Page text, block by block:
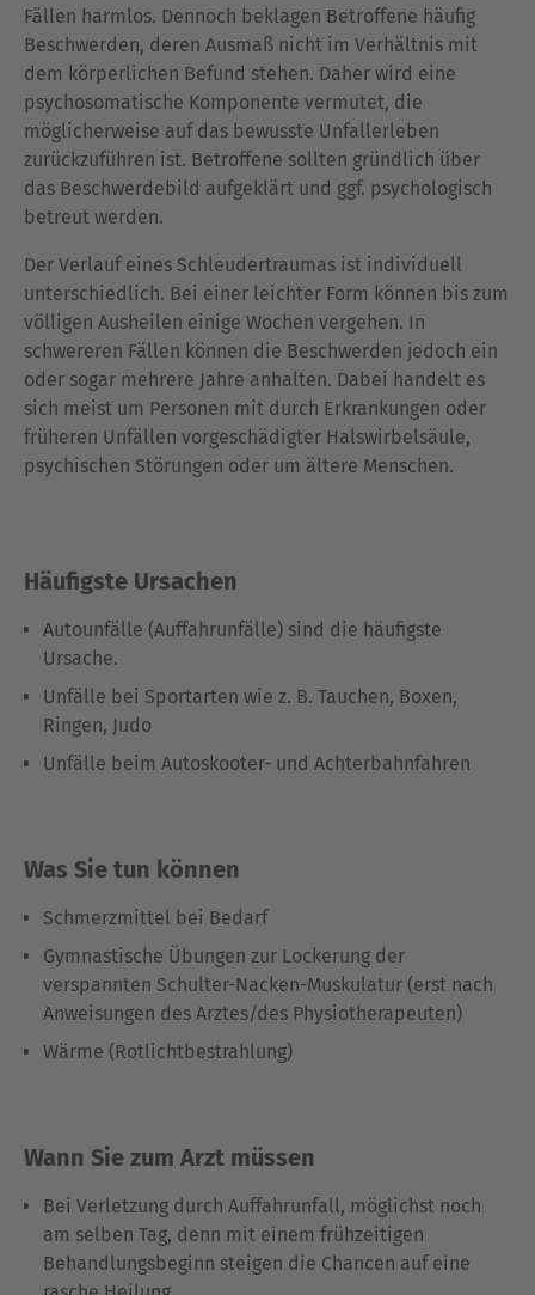
Fällen harmlos. Dennoch beklagen Betroffene häufig
Beschwerden, deren Ausmaß nicht im Verhältnis mit
dem körperlichen Befund stehen. Daher wird eine
psychosomatische Komponente vermutet, die
möglicherweise auf das bewusste Unfallerleben
zurückzuführen ist. Betroffene sollten gründlich über
das Beschwerdebild aufgeklärt und ggf. psychologisch
betreut werden.
Der Verlauf eines Schleudertraumas ist individuell
unterschiedlich. Bei einer leichter Form können bis zum
völligen Ausheilen einige Wochen vergehen. In
schwereren Fällen können die Beschwerden jedoch ein
oder sogar mehrere Jahre anhalten. Dabei handelt es
sich meist um Personen mit durch Erkrankungen oder
früheren Unfällen vorgeschädigter Halswirbelsäule,
psychischen Störungen oder um ältere Menschen.
Häufigste Ursachen
Autounfälle (Auffahrunfälle) sind die häufigste
Ursache.
Unfälle bei Sportarten wie z. B. Tauchen, Boxen,
Ringen, Judo
Unfälle beim Autoskooter- und Achterbahnfahren
Was Sie tun können
Schmerzmittel bei Bedarf
Gymnastische Übungen zur Lockerung der
verspannten Schulter-Nacken-Muskulatur (erst nach
Anweisungen des Arztes/des Physiotherapeuten)
Wärme (Rotlichtbestrahlung)
Wann Sie zum Arzt müssen
Bei Verletzung durch Auffahrunfall, möglichst noch
am selben Tag, denn mit einem frühzeitigen
Behandlungsbeginn steigen die Chancen auf eine